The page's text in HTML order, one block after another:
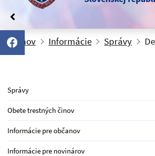
Domov Informácie Správy
Správy
Obete trestných činov
Informácie pre občanov
Informácie pre novinárov